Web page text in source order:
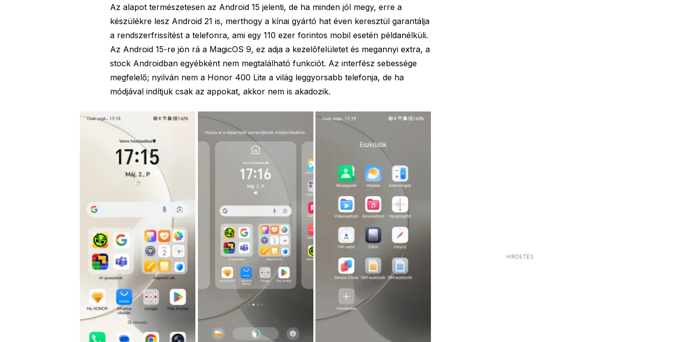
HIRDETÉS
Az alapot természetesen az Android 15 jelenti, de ha minden jól megy, erre a
készülékre lesz Android 21 is, merthogy a kínai gyártó hat éven keresztül garantálja
a rendszerfrissítést a telefonra, ami egy 110 ezer forintos mobil esetén példanélküli.
Az Android 15-re jön rá a MagicOS 9, ez adja a kezelőfelületet és megannyi extra, a
stock Androidban egyébként nem megtalálható funkciót. Az interfész sebessége
megfelelő; nyilván nem a Honor 400 Lite a világ leggyorsabb telefonja, de ha
módjával indítjuk csak az appokat, akkor nem is akadozik.